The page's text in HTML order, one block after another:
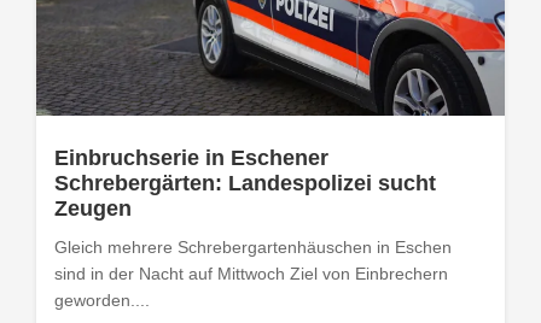
Einbruchserie in Eschener
Schrebergärten: Landespolizei sucht
Zeugen
Gleich mehrere Schrebergartenhäuschen in Eschen
sind in der Nacht auf Mittwoch Ziel von Einbrechern
geworden....